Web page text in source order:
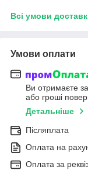
Всі умови
Умови оплати
Ви отримаєте
або гроші
Детальніше
Післяплата
Оплата на
Оплата за